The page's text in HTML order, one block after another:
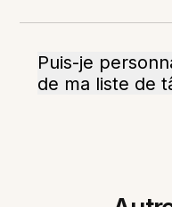
Puis-je
de ma liste de